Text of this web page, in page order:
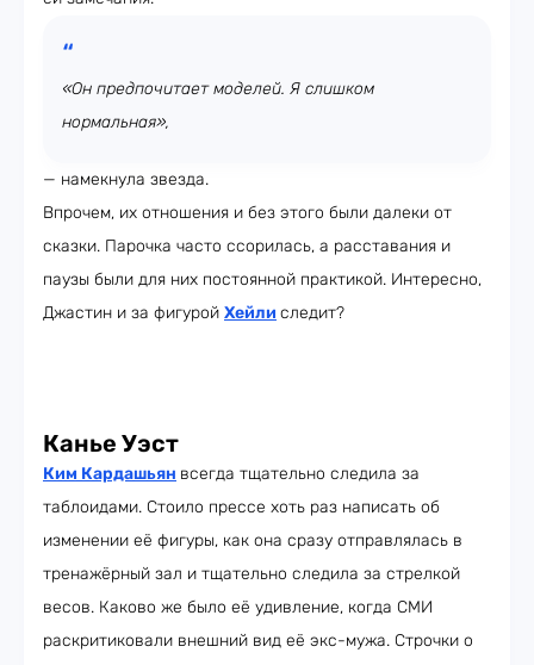
«Он предпочитает моделей. Я слишком
нормальная»,
— намекнула звезда.
Впрочем, их отношения и без этого были далеки от
сказки. Парочка часто ссорилась, а расставания и
паузы были для них постоянной практикой. Интересно,
Джастин и за фигурой Хейли следит?
Канье Уэст
Ким Кардашьян всегда тщательно следила за
таблоидами. Стоило прессе хоть раз написать об
изменении её фигуры, как она сразу отправлялась в
тренажёрный зал и тщательно следила за стрелкой
весов. Каково же было её удивление, когда СМИ
раскритиковали внешний вид её экс-мужа. Строчки о